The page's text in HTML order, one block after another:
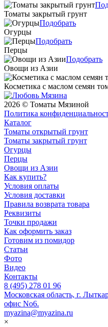
Томаты закрытый грунт
Огурцы
Подобрать
Перцы
Подобрать
Овощи из Азии
Подобрать
Косметика с маслом семян
2026 © Томаты Мязиной
Политика
Каталог
Томаты открытый грунт
Томаты закрытый грунт
Огурцы
Перцы
Овощи из Азии
Как купить?
Условия оплаты
Условия доставки
Правила возврата товара
Реквизиты
Точки продажи
Как оформить заказ
Готовим из помидор
Статьи
Фото
Видео
Контакты
8 (495) 278 01 96
Московская область, г.
офис No6.
myazina@myazina.ru
×